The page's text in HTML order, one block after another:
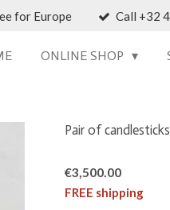
for Europe Call +32
ONLINE SHOP
Pair of
€3,500.00
FREE shipping